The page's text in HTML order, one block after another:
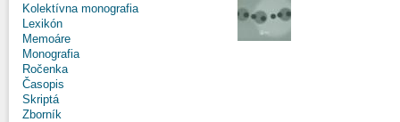
Kolektívna monografia
Lexikón
Memoáre
Monografia
Ročenka
Časopis
Skriptá
Zborník